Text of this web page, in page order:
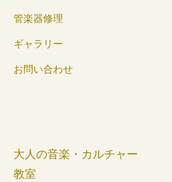
管楽器修理
ギャラリー
お問い合わせ
大人の音楽・カルチャー
教室